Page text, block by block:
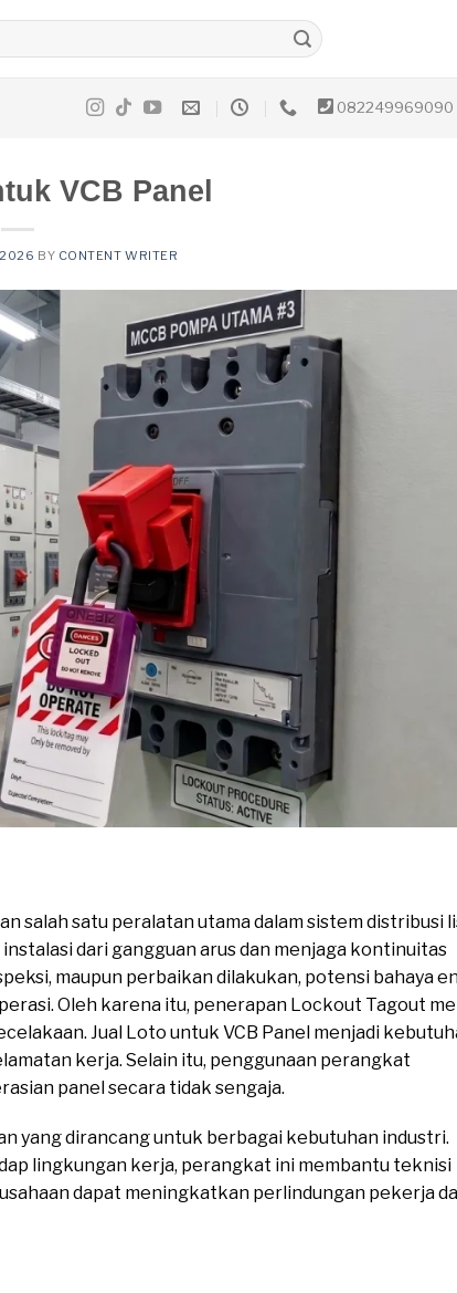
082249969090
VCB Panel
BY CONTENT WRITER
salah satu peralatan utama dalam sistem distribusi
dari gangguan arus dan menjaga kontinuitas
maupun perbaikan dilakukan, potensi bahaya
Oleh karena itu, penerapan Lockout Tagout
Jual Loto untuk VCB Panel menjadi
kerja. Selain itu, penggunaan perangkat
panel secara tidak sengaja.
yang dirancang untuk berbagai kebutuhan industri.
lingkungan kerja, perangkat ini membantu teknisi
dapat meningkatkan perlindungan pekerja